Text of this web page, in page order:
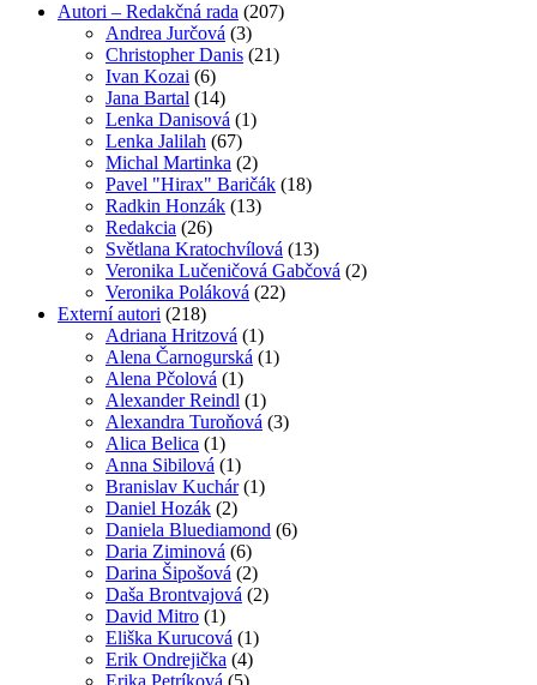
Autori – Redakčná rada (207)
Andrea Jurčová (3)
Christopher Danis (21)
Ivan Kozai (6)
Jana Bartal (14)
Lenka Danisová (1)
Lenka Jalilah (67)
Michal Martinka (2)
Pavel "Hirax" Baričák (18)
Radkin Honzák (13)
Redakcia (26)
Světlana Kratochvílová (13)
Veronika Lučeničová Gabčová (2)
Veronika Poláková (22)
Externí autori (218)
Adriana Hritzová (1)
Alena Čarnogurská (1)
Alena Pčolová (1)
Alexander Reindl (1)
Alexandra Turoňová (3)
Alica Belica (1)
Anna Sibilová (1)
Branislav Kuchár(1)
Daniel Hozák (2)
Daniela Bluediamond (6)
Daria Ziminová (6)
Darina Šipošová (2)
Daša Brontvajová (2)
David Mitro (1)
Eliška Kurucová (1)
Erik Ondrejička (4)